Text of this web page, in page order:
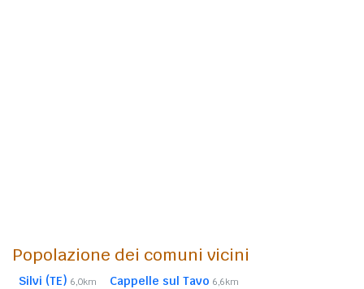
Popolazione dei comuni vicini
Silvi (TE) 6,0km Cappelle sul Tavo 6,6km